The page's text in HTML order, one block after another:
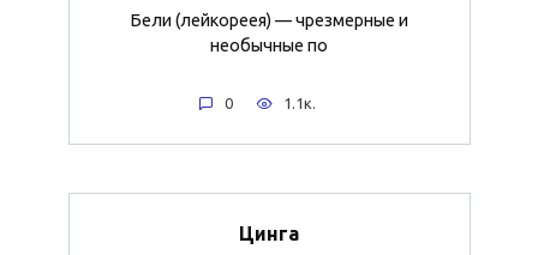
Бели (лейкореея) — чрезмерные и
необычные по
0 1.1к.
Цинга